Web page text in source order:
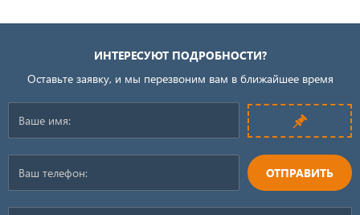
ИНТЕРЕСУЮТ ПОДРОБНОСТИ?
Оставьте заявку, и мы перезвоним вам в ближайшее время
ОТПРАВИТЬ